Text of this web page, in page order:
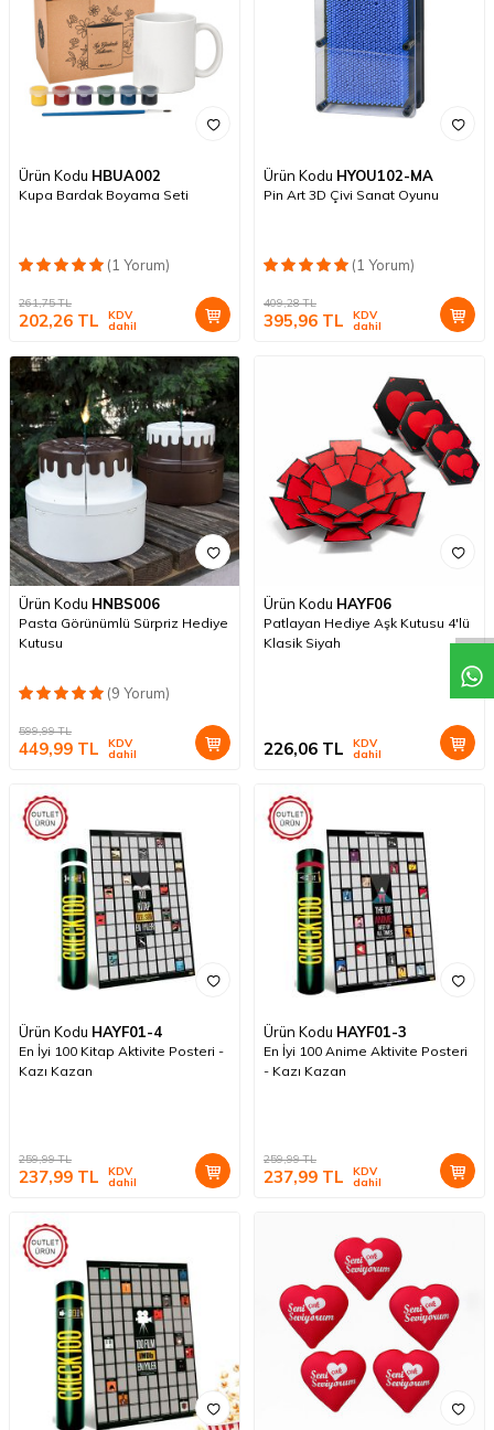
Ürün Kodu HBUA002
Kupa Bardak Boyama Seti
(1 Yorum)
261,75TL
202,26 TL KDV
dahil
Ürün Kodu HYOU102-MA
Pin Art 3D Çivi Sanat Oyunu
(1 Yorum)
409,28TL
395,96 TL KDV
dahil
Ürün Kodu HNBS006
Pasta Görünümlü Sürpriz Hediye
Kutusu
(9 Yorum)
599,99TL
449,99 TL KDV
dahil
Ürün Kodu HAYF06
Patlayan Hediye Aşk Kutusu 4'lü
Klasik Siyah
226,06 TL KDV
dahil
Ürün Kodu HAYF01-4
En İyi 100 Kitap Aktivite Posteri -
Kazı Kazan
259,99TL
237,99 TL KDV
dahil
Ürün Kodu HAYF01-3
En İyi 100 Anime Aktivite Posteri
- Kazı Kazan
259,99TL
237,99 TL KDV
dahil